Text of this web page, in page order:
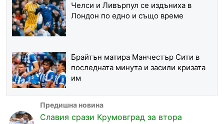
Челси и Ливърпул се издъниха в
Лондон по едно и също време
Брайтън матира Манчестър Сити в
последната минута и засили кризата
им
Славия срази Крумовград за втора